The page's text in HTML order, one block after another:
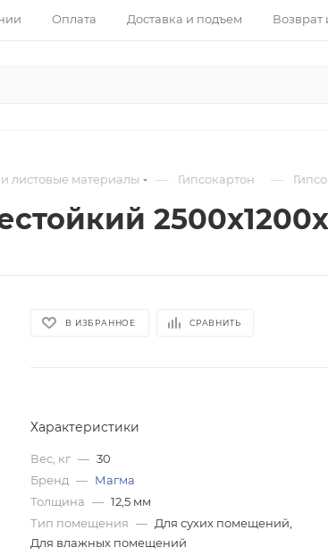
Оплата Доставка и подъем Возврат
листовые материалы — Гипсокартон —
В ИЗБРАННОЕ СРАВНИТЬ
Характеристики
Вес, кг — 30
Бренд — Магма
Толщина — 12,5 мм
Тип помещения — Для сухих помещений,
Для влажных помещений